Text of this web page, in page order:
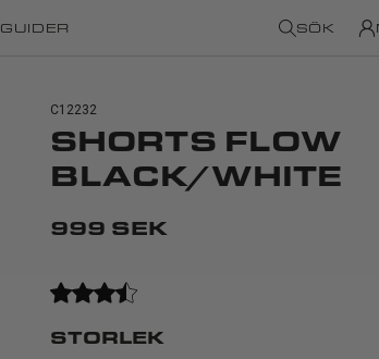
GUIDER SÖK
C12232
SHORTS FLOW
BLACK/WHITE
999 SEK
STORLEK